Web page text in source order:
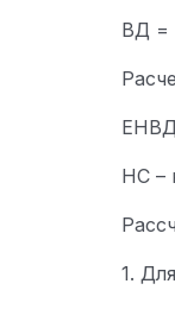
ВД =
НС –
1.